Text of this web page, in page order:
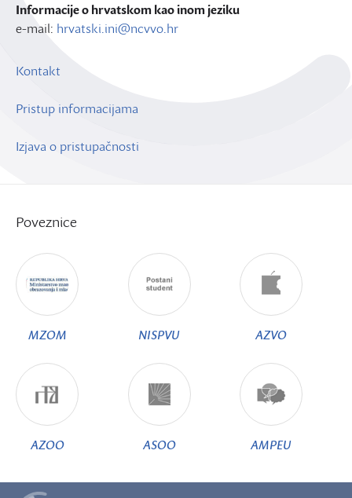
Informacije o hrvatskom kao inom jeziku
e-mail: hrvatski.ini@ncvvo.hr
Kontakt
Pristup informacijama
Izjava o pristupačnosti
Poveznice
MZOM NISPVU AZVO
AZOO ASOO AMPEU